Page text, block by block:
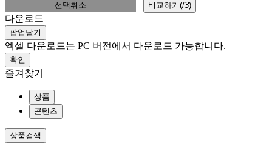
선택취소
비교하기(/3)
다운로드
팝업닫기
엑셀 다운로드는 PC 버전에서 다운로드 가능합니다.
확인
즐겨찾기
상품
콘텐츠
상품검색